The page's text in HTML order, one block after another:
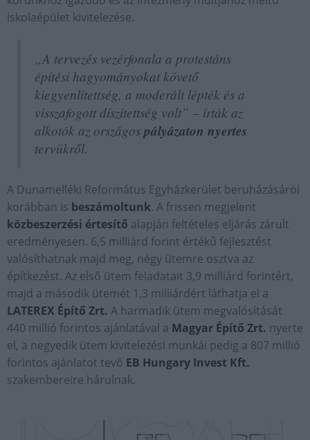
iskolaépület kivitelezése.
„A tervezés vezérfonala a protestáns
építési hagyományokat követő
kiegyenlítettség, a moderált lépték és a
visszafogott díszítettség volt” – írták az
alkotók az országospályázaton nyertes
tervükről.
A Dunamelléki Református Egyházkerület beruházásáról
korábban is beszámoltunk. A frissen megjelent
közbeszerzési értesítő alapján feltételes eljárás zárult
eredményesen. 6,5 milliárd forint értékű fejlesztést
valósíthatnak majd meg, négy ütemre osztva az
építkezést. Az első ütem feladatait 3,9 milliárd forintért,
majd a második ütemét 1,3 milliárdért láthatja el a
LATEREX Építő Zrt. A harmadik ütem megvalósítását
440 millió forintos ajánlatával a Magyar Építő Zrt. nyerte
el, a negyedik ütem kivitelezési munkái pedig a 807 millió
forintos ajánlatot tevő EB Hungary Invest Kft.
szakembereire hárulnak.